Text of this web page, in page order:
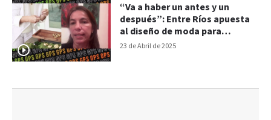
23 de Abril de 2025
“Va a haber un antes y un
después”: Entre Ríos apuesta
al diseño de moda para
exportar al mundo